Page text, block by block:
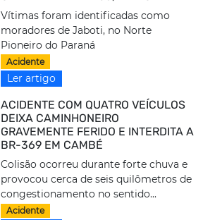
Vítimas foram identificadas como
moradores de Jaboti, no Norte
Pioneiro do Paraná
Acidente
Ler artigo
ACIDENTE COM QUATRO VEÍCULOS
DEIXA CAMINHONEIRO
GRAVEMENTE FERIDO E INTERDITA A
BR-369 EM CAMBÉ
Colisão ocorreu durante forte chuva e
provocou cerca de seis quilômetros de
congestionamento no sentido...
Acidente